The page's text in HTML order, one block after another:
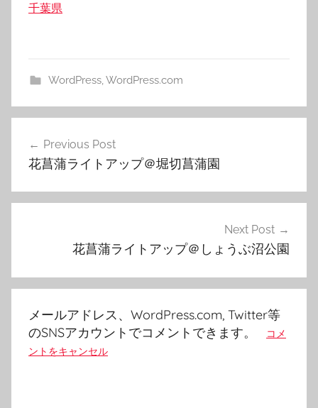
関連理由
千葉県
WordPress,WordPress.com
ビ
シ
ン
Previous Post
花菖蒲ライトアップ＠堀切菖蒲園
Next Post
花菖蒲ライトアップ＠しょうぶ沼公園
メールアドレス、WordPress.com, Twitter等
のSNSアカウントでコメントできます。
コメ
ントをキャンセル